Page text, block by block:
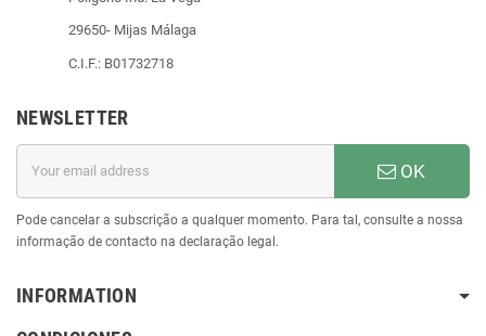
29650- Mijas Málaga
C.I.F.: B01732718
NEWSLETTER
OK
Pode cancelar a subscrição a qualquer momento. Para tal, consulte a nossa
informação de contacto na declaração legal.
INFORMATION